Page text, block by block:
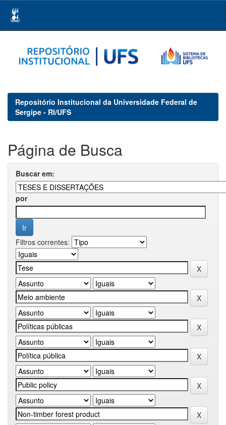
navigation
Repositório Institucional da Universidade Federal de
Sergipe - RI/UFS
Página de Busca
Buscar em:
por
Filtros correntes: